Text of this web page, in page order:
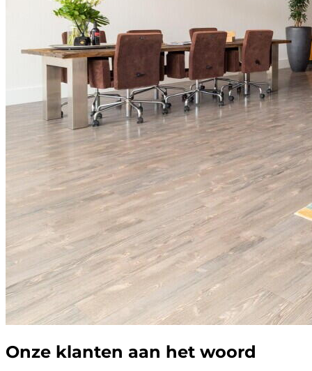
Onze klanten aan het woord